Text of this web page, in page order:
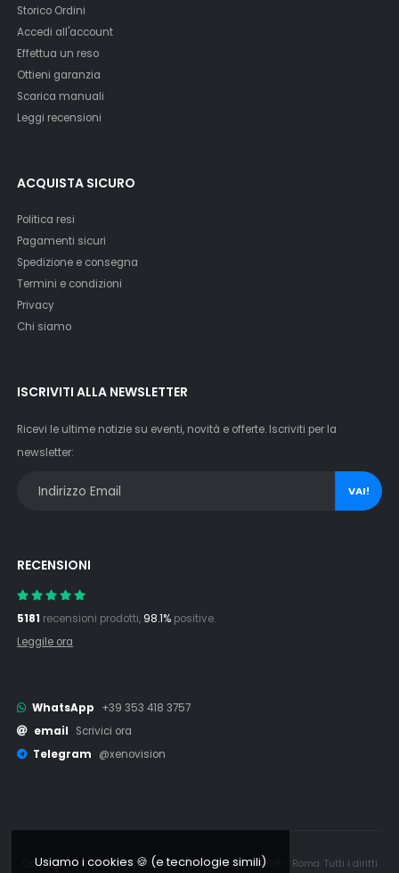
Storico Ordini
Accedi all'account
Effettua un reso
Ottieni garanzia
Scarica manuali
Leggi recensioni
ACQUISTA SICURO
Politica resi
Pagamenti sicuri
Spedizione e consegna
Termini e condizioni
Privacy
Chi siamo
ISCRIVITI ALLA NEWSLETTER
Ricevi le ultime notizie su eventi, novità e offerte. Iscriviti per la
newsletter:
VAI!
RECENSIONI
5181 recensioni prodotti, 98.1% positive.
Leggile ora
WhatsApp
+39 353 418 3757
email
Scrivici ora
Telegram
@xenovision
Copyright © 2006 - 2026 Xenovision.it - IT16245761008 - Roma. Tutti i diritti
Usiamo i cookies 🍪 (e tecnologie simili)